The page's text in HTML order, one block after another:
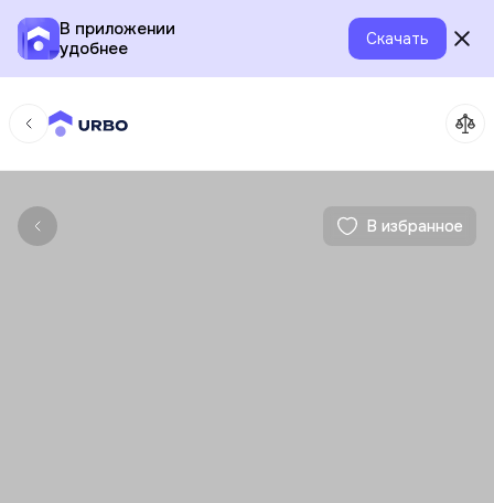
В приложении
удобнее
Скачать
В избранное